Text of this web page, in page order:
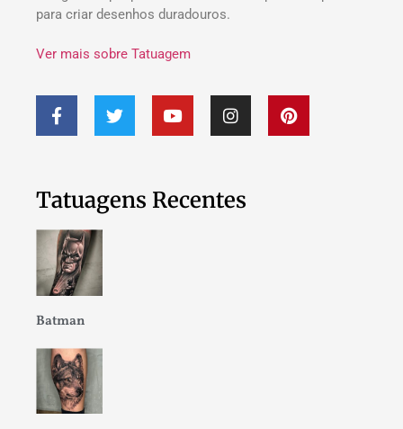
para criar desenhos duradouros.
Ver mais sobre Tatuagem
Tatuagens Recentes
Batman